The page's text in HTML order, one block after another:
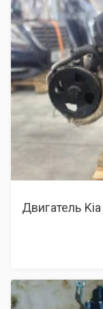
Двигатель